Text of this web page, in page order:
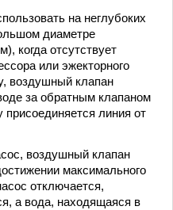
на неглубоких
диаметре
когда отсутствует
или эжекторного
воздушный клапан
за обратным клапаном
присоединяется линия от
воздушный клапан
максимального
отключается,
а вода, находящаяся в